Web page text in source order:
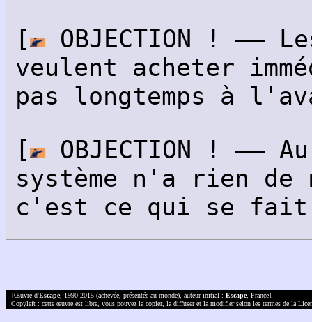
[
OBJECTION ! ——
veulent acheter
pas longtemps à
[
OBJECTION ! ——
système n'a rien de
c'est ce qui se
[Œuvre d'Escape, 1990-2015 (achevée, présentée au monde), auteur initial :Escape, France].
Copyleft : cette œuvre est libre, vous pouvez la copier, la diffuser et la modifier selon les termes de la